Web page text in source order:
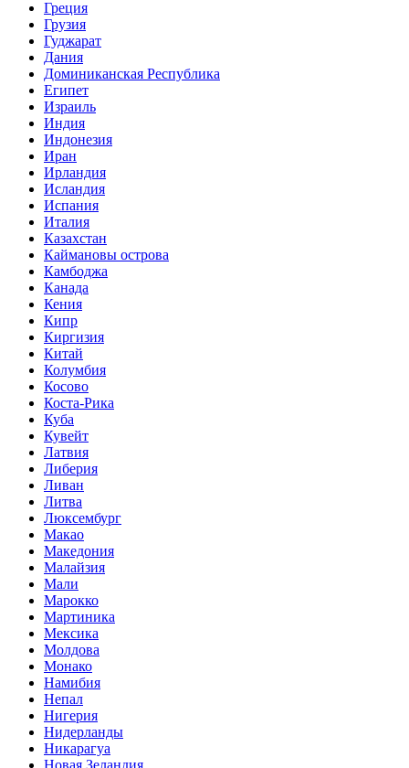
Греция
Грузия
Гуджарат
Дания
Доминиканская Республика
Египет
Израиль
Индия
Индонезия
Иран
Ирландия
Исландия
Испания
Италия
Казахстан
Каймановы острова
Камбоджа
Канада
Кения
Кипр
Киргизия
Китай
Колумбия
Косово
Коста-Рика
Куба
Кувейт
Латвия
Либерия
Ливан
Литва
Люксембург
Макао
Македония
Малайзия
Мали
Марокко
Мартиника
Мексика
Молдова
Монако
Намибия
Непал
Нигерия
Нидерланды
Никарагуа
Новая Зеландия